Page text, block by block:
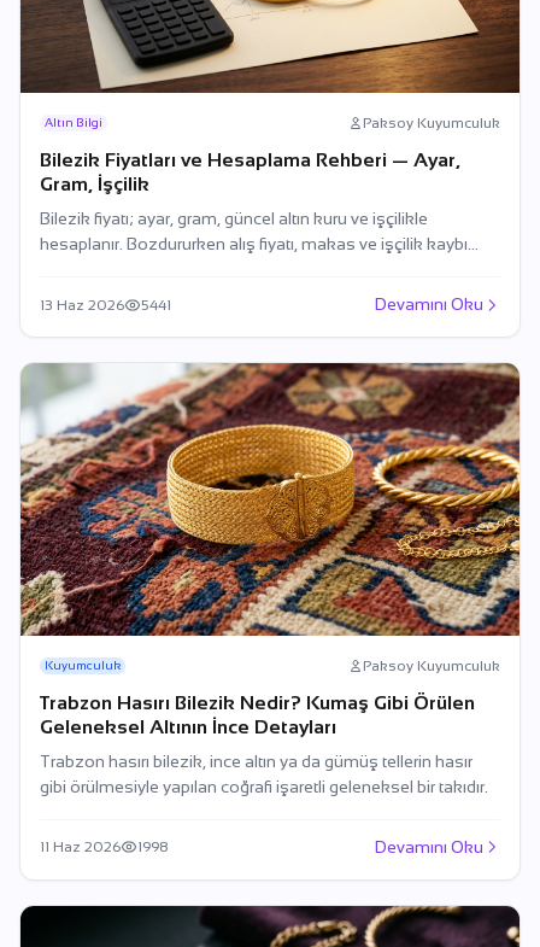
Altın Bilgi Paksoy Kuyumculuk
Bilezik Fiyatları ve Hesaplama Rehberi — Ayar,
Gram, İşçilik
Bilezik fiyatı; ayar, gram, güncel altın kuru ve işçilikle
hesaplanır. Bozdururken alış fiyatı, makas ve işçilik kaybı
13 Haz 2026 5441 Devamını Oku
Kuyumculuk Paksoy Kuyumculuk
Trabzon Hasırı Bilezik Nedir? Kumaş Gibi Örülen
Geleneksel Altının İnce Detayları
Trabzon hasırı bilezik, ince altın ya da gümüş tellerin hasır
gibi örülmesiyle yapılan coğrafi işaretli geleneksel bir takıdır.
11 Haz 2026 1998 Devamını Oku